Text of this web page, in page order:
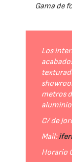
Gama de
Los
metros
C/ de
Mail:
Horario